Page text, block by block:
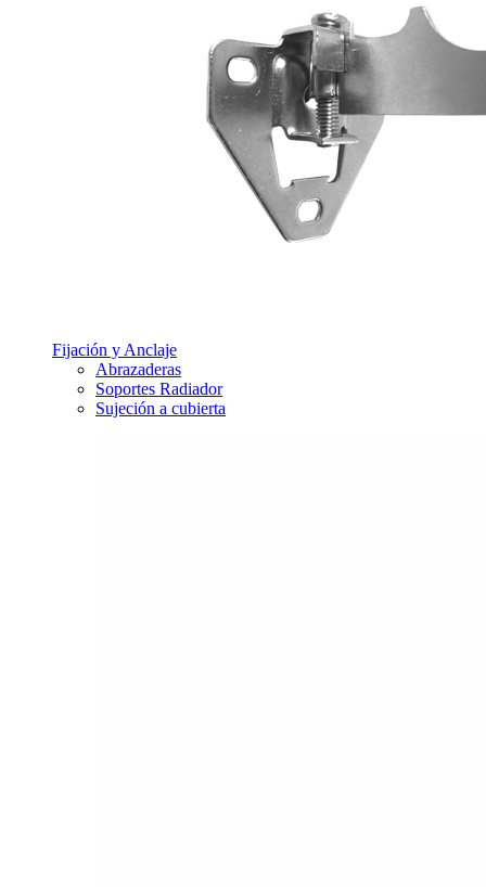
Fijación y Anclaje
Abrazaderas
Soportes Radiador
Sujeción a cubierta